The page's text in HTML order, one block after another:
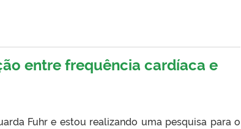
entre frequência cardíaca e
Fuhr e estou realizando uma pesquisa para o